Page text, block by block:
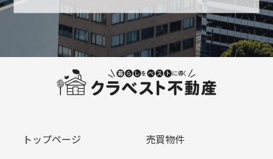
トップページ 売買物件